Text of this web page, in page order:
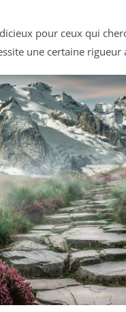
pour ceux qui
une certaine